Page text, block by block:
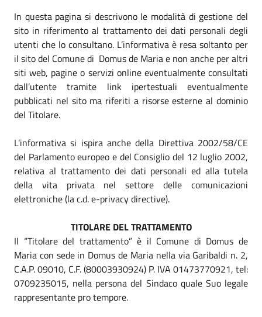
In questa pagina si descrivono le modalità di gestione del
sito in riferimento al trattamento dei dati personali degli
utenti che lo consultano. L’informativa è resa soltanto per
il sito del Comune di Domus de Maria e non anche per altri
siti web, pagine o servizi online eventualmente consultati
dall’utente tramite link ipertestuali eventualmente
pubblicati nel sito ma riferiti a risorse esterne al dominio
del Titolare.
L’informativa si ispira anche della Direttiva 2002/58/CE
del Parlamento europeo e del Consiglio del 12 luglio 2002,
relativa al trattamento dei dati personali ed alla tutela
della vita privata nel settore delle comunicazioni
elettroniche (la c.d. e-privacy directive).
TITOLARE DEL TRATTAMENTO
Il “Titolare del trattamento” è il Comune di Domus de
Maria con sede in Domus de Maria nella via Garibaldi n. 2,
C.A.P. 09010, C.F. (80003930924) P. IVA 01473770921, tel:
0709235015, nella persona del Sindaco quale Suo legale
rappresentante pro tempore.